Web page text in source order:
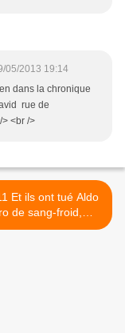
05/2013 19:14
dans la chronique
rue de
<br />
Et ils ont tué Aldo
de sang-froid,
et une